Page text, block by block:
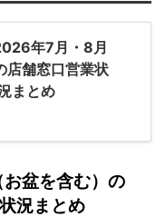
年7月・8月
店舗窓口営業状
まとめ
盆を含む）の
況まとめ